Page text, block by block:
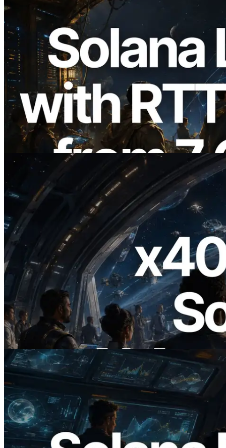
2026.08.05
ERPC mở rộng Solana Leader Slot API
với phép đo ping từ 7 khu vực toàn cầu —
Validators Information API cũng chính
thức ra mắt
Đọc bài viết này
2026.07.04
ERPC ra mắt Solana RPC hỗ trợ x402 —
Mở ra thời đại AI Agent trả tiền theo nhu
cầu cho API cần dùng
Đọc bài viết này